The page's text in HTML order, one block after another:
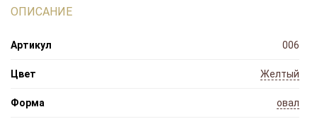
ОПИСАНИЕ
Артикул 006
Цвет Желтый
Форма овал